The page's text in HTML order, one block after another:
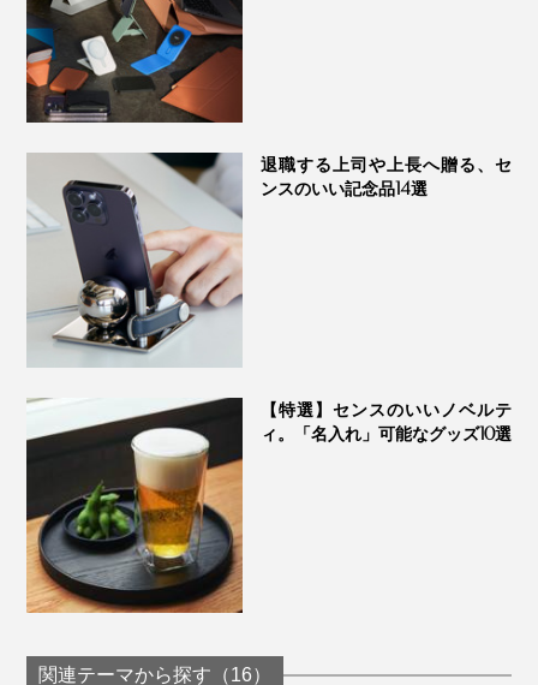
す。腕時計を載せる上部と、底部には、滑り止めのゴム
つき。
いので、毎日、気持ちよく使えます。
「D.Watcher」は、サイズが2種類。
「Mサイズ（幅4.6×奥行4.6×高さ10.2cm）」は、文字盤
が大きい腕時計、メンズ用の腕時計に。「Sサイズ（幅
3.8×奥行3.8×高さ9.8cm）」は、レディース用など、小
「私自身、デスクについたら、お気に入りの時計を外し
て、置き時計代わりにセットするんです。仕事中は、メ
ガネを着け外ししたり、電話がかかってきたら、ペンを
とったり。
よく使う必要なものに、すぐ手が届く、心地よい空間。
そんな大人の男性のデスクを目指して、『M.SCOOP』
をつくりました」（實松さん）
スマホ・腕時計・メガネ・ペン……ひとつ、ひとつセッ
トして並べた景色は、ごらんのとおり、実にスマート。
退職する上司や上長へ贈る、セ
ンスのいい記念品14選
【特選】センスのいいノベルテ
ィ。「名入れ」可能なグッズ10選
関連テーマから探す（16）